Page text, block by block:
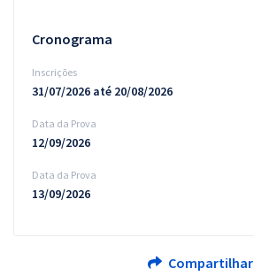
Cronograma
Inscrições
31/07/2026 até 20/08/2026
Data da Prova
12/09/2026
Data da Prova
13/09/2026
Compartilhar